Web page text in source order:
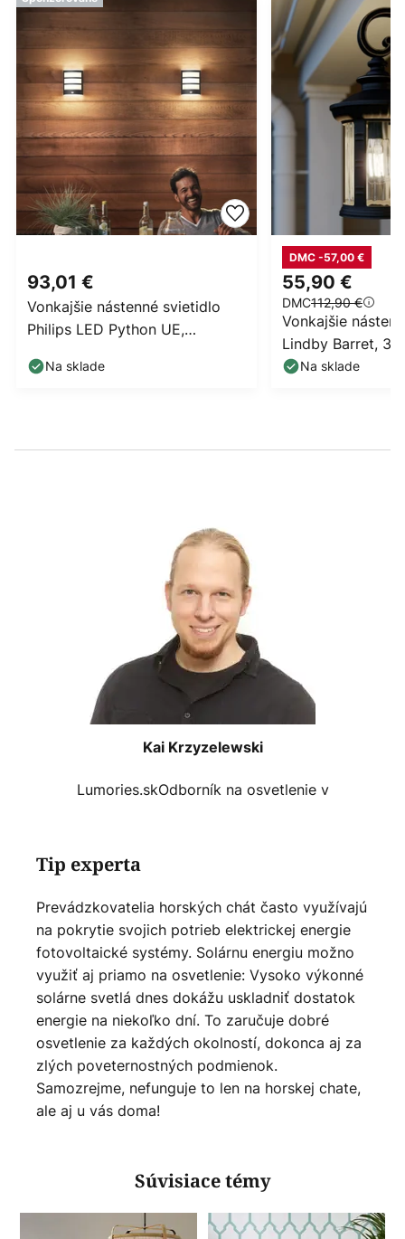
93,01 €
Vonkajšie nástenné svietidlo
Philips LED Python UE,
Na sklade
55,90 €
DMC112,90 €
DMC -57,00 €
Vonkajšie
Lindby Barret,
hnedá farba
Na sklade
Kai Krzyzelewski
Lumories.skOdborník na osvetlenie v
Tip experta
Prevádzkovatelia horských chát často využívajú
na pokrytie svojich potrieb elektrickej energie
fotovoltaické systémy. Solárnu energiu možno
využiť aj priamo na osvetlenie: Vysoko výkonné
solárne svetlá dnes dokážu uskladniť dostatok
energie na niekoľko dní. To zaručuje dobré
osvetlenie za každých okolností, dokonca aj za
zlých poveternostných podmienok.
Samozrejme, nefunguje to len na horskej chate,
ale aj u vás doma!
Súvisiace témy